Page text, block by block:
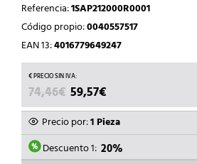
Referencia:1SAP212000R0001
Código propio:0040557517
EAN 13:4016779649247
74,46€ EL
PRECIO
ORIGINAL
ERA:
74,46€.
59,57€
PRECIO
ACTUAL
ES:
59,57€.
Precio por:1 Pieza
Descuento 1: 20%